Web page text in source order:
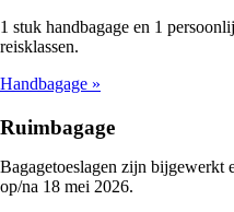
1 stuk handbagage en 1
reisklassen.
Handbagage
Ruimbagage
Bagagetoeslagen zijn bijgewerkt
op/na 18 mei 2026.